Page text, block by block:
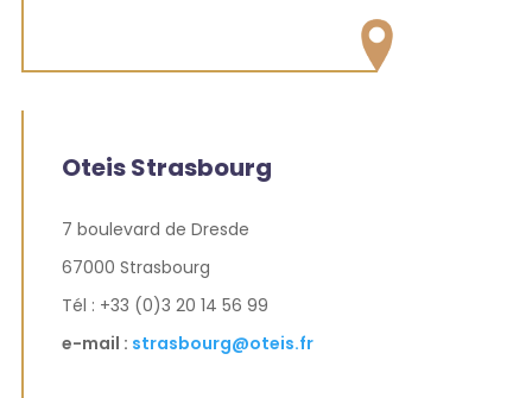
Oteis Strasbourg
7 boulevard de Dresde
67000 Strasbourg
Tél : +33 (0)3 20 14 56 99
e-mail : strasbourg@oteis.fr